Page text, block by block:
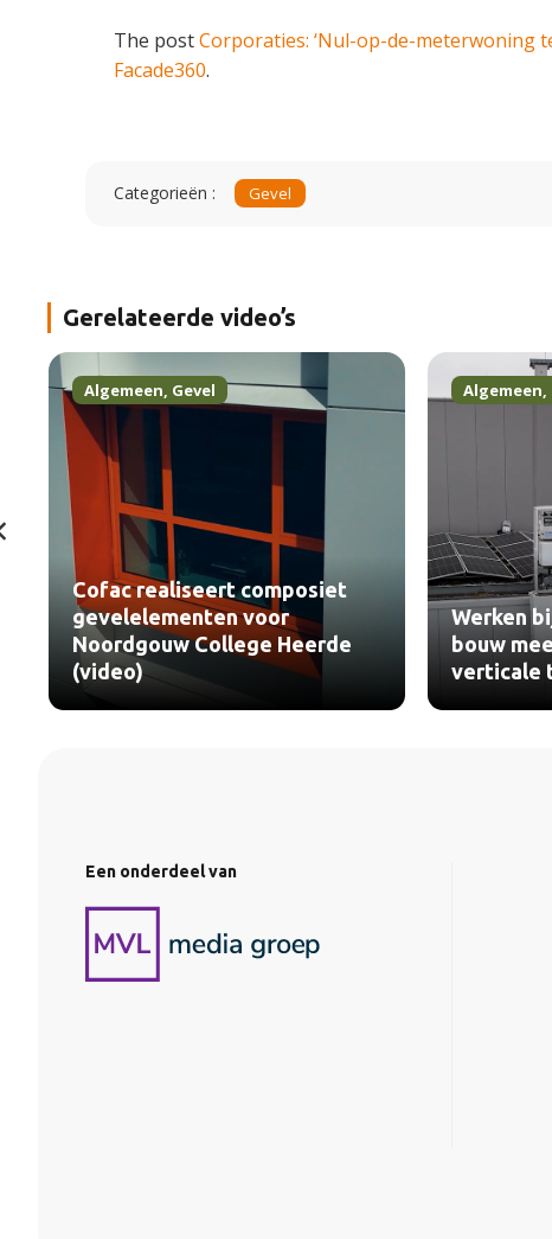
The postCorporaties: ‘Nul-op-de-meterwoning
Facade360.
Categorieën : Gevel
Gerelateerde video’s
Algemeen, Gevel
Cofac realiseert composiet
gevelelementen voor
Noordgouw College Heerde
(video)
Algemeen,
Werken
bouw
verticale
Een onderdeel van